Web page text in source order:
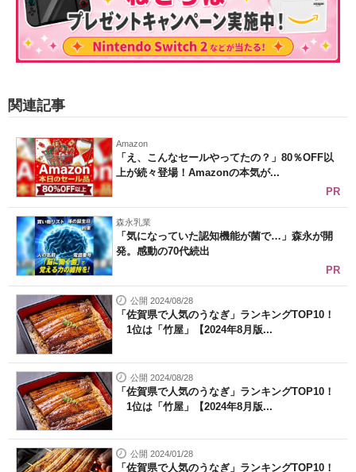
関連記事
Amazon
「え、こんなセールやってたの？」80％OFF以
上が続々登場！Amazonの本気が...
PR
森永乳業
「気になっていた認知機能が菌で…」森永が開
発。感動の70代続出
PR
公開 2024/08/28
「佐賀県で人気のうなぎ」ランキングTOP10！
1位は「竹屋」【2024年8月版...
公開 2024/08/28
「佐賀県で人気のうなぎ」ランキングTOP10！
1位は「竹屋」【2024年8月版...
公開 2024/01/28
「佐賀県で人気のうなぎ」ランキングTOP10！